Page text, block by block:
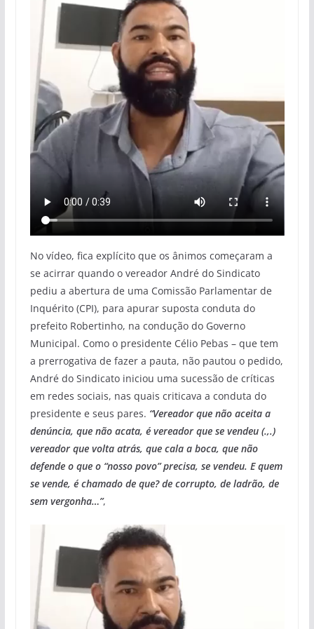
No vídeo, fica explícito que os ânimos começaram a
se acirrar quando o vereador André do Sindicato
pediu a abertura de uma Comissão Parlamentar de
Inquérito (CPI), para apurar suposta conduta do
prefeito Robertinho, na condução do Governo
Municipal. Como o presidente Célio Pebas – que tem
a prerrogativa de fazer a pauta, não pautou o pedido,
André do Sindicato iniciou uma sucessão de críticas
em redes sociais, nas quais criticava a conduta do
presidente e seus pares. “Vereador que não aceita a
denúncia, que não acata, é vereador que se vendeu (.,.)
vereador que volta atrás, que cala a boca, que não
defende o que o “nosso povo” precisa, se vendeu. E quem
se vende, é chamado de que? de corrupto, de ladrão, de
sem vergonha…”,